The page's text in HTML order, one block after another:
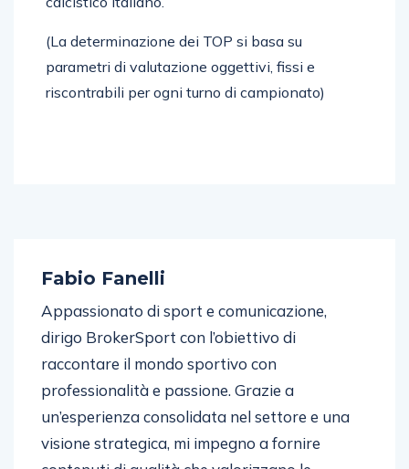
(La determinazione dei TOP si basa su
parametri di valutazione oggettivi, fissi e
riscontrabili per ogni turno di campionato)
Fabio Fanelli
Appassionato di sport e comunicazione,
dirigo BrokerSport con l’obiettivo di
raccontare il mondo sportivo con
professionalità e passione. Grazie a
un’esperienza consolidata nel settore e una
visione strategica, mi impegno a fornire